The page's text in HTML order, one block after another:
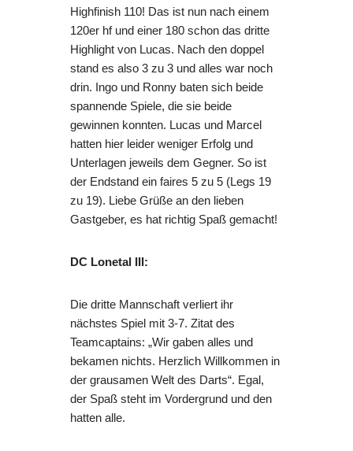
Highfinish 110! Das ist nun nach einem
120er hf und einer 180 schon das dritte
Highlight von Lucas. Nach den doppel
stand es also 3 zu 3 und alles war noch
drin. Ingo und Ronny baten sich beide
spannende Spiele, die sie beide
gewinnen konnten. Lucas und Marcel
hatten hier leider weniger Erfolg und
Unterlagen jeweils dem Gegner. So ist
der Endstand ein faires 5 zu 5 (Legs 19
zu 19). Liebe Grüße an den lieben
Gastgeber, es hat richtig Spaß gemacht!
DC Lonetal III:
Die dritte Mannschaft verliert ihr
nächstes Spiel mit 3-7. Zitat des
Teamcaptains: „Wir gaben alles und
bekamen nichts. Herzlich Willkommen in
der grausamen Welt des Darts“. Egal,
der Spaß steht im Vordergrund und den
hatten alle.